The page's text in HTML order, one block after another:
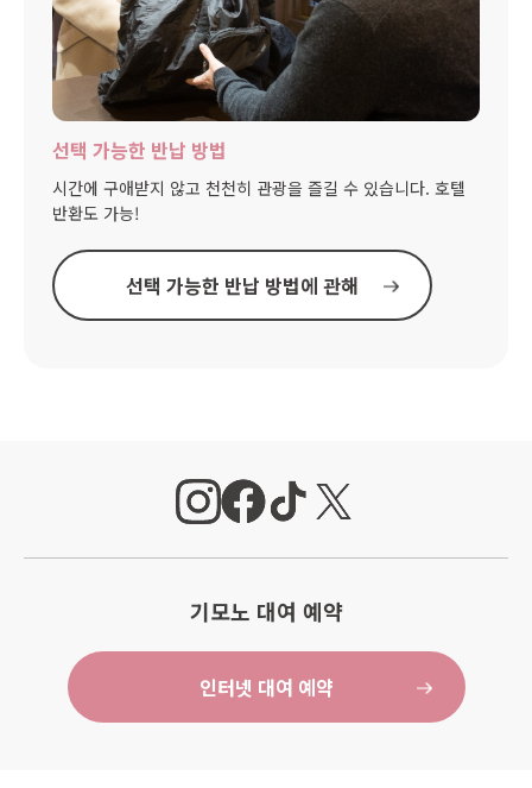
선택 가능한 반납 방법
시간에 구애받지 않고 천천히 관광을 즐길 수 있습니다. 호텔
반환도 가능!
선택 가능한 반납 방법에 관해
기모노 대여 예약
인터넷 대여 예약